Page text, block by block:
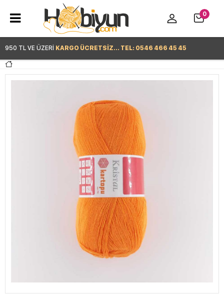
950 TL VE ÜZERİ KARGO ÜCRETSİZ... TEL: 0546 466 45 45
0